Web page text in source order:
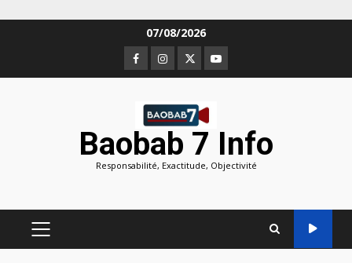
07/08/2026
Facebook
Instagram
TwitterYoutube
Baobab 7 Info
Responsabilité, Exactitude, Objectivité
MENU
PRINCIPAL